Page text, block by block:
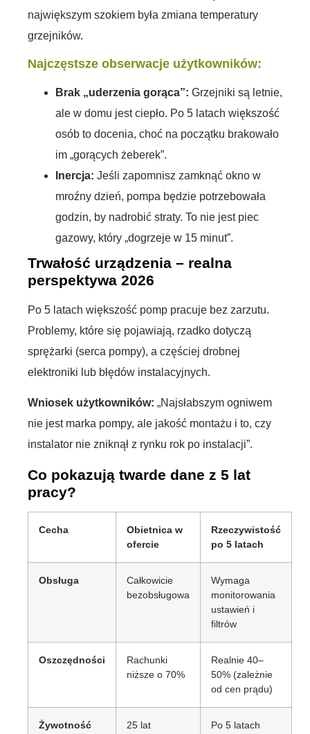
największym szokiem była zmiana temperatury
grzejników.
Najczęstsze obserwacje użytkowników:
Brak „uderzenia gorąca”: Grzejniki są letnie,
ale w domu jest ciepło. Po 5 latach większość
osób to docenia, choć na początku brakowało
im „gorących żeberek”.
Inercja: Jeśli zapomnisz zamknąć okno w
mroźny dzień, pompa będzie potrzebowała
godzin, by nadrobić straty. To nie jest piec
gazowy, który „dogrzeje w 15 minut”.
Trwałość urządzenia – realna
perspektywa 2026
Po 5 latach większość pomp pracuje bez zarzutu.
Problemy, które się pojawiają, rzadko dotyczą
sprężarki (serca pompy), a częściej drobnej
elektroniki lub błędów instalacyjnych.
Wniosek użytkowników: „Najsłabszym ogniwem
nie jest marka pompy, ale jakość montażu i to, czy
instalator nie zniknął z rynku rok po instalacji”.
Co pokazują twarde dane z 5 lat
pracy?
Cecha
Obietnica w
ofercie
Rzeczywistość
po 5 latach
Obsługa
Całkowicie
bezobsługowa
Wymaga
monitorowania
ustawień i
filtrów
Oszczędności
Rachunki
niższe o 70%
Realnie 40–
50% (zależnie
od cen prądu)
Żywotność 25 lat
Po 5 latach